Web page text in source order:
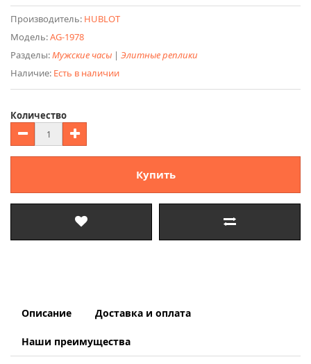
Производитель: HUBLOT
Модель:AG-1978
Разделы:Мужские часы | Элитные реплики
Наличие: Есть в наличии
Количество
Купить
Описание Доставка и оплата
Наши преимущества